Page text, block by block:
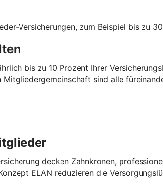
Versicherungen, zum Beispiel bis zu
bis zu 10 Prozent Ihrer
Mitgliedergemeinschaft sind alle
decken Zahnkronen,
ELAN reduzieren die